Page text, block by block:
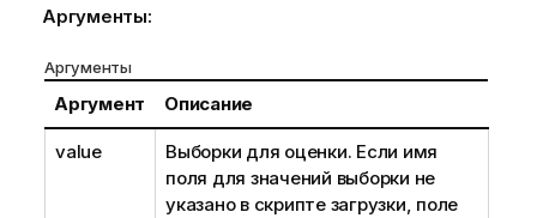
Аргументы:
Аргументы
Аргумент Описание
value
Выборки для оценки. Если имя
поля для значений выборки не
указано в скрипте загрузки, поле